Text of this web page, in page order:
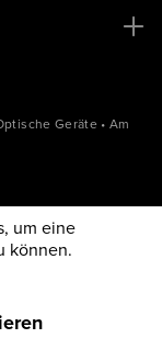
Geräte • Am
um eine
können.